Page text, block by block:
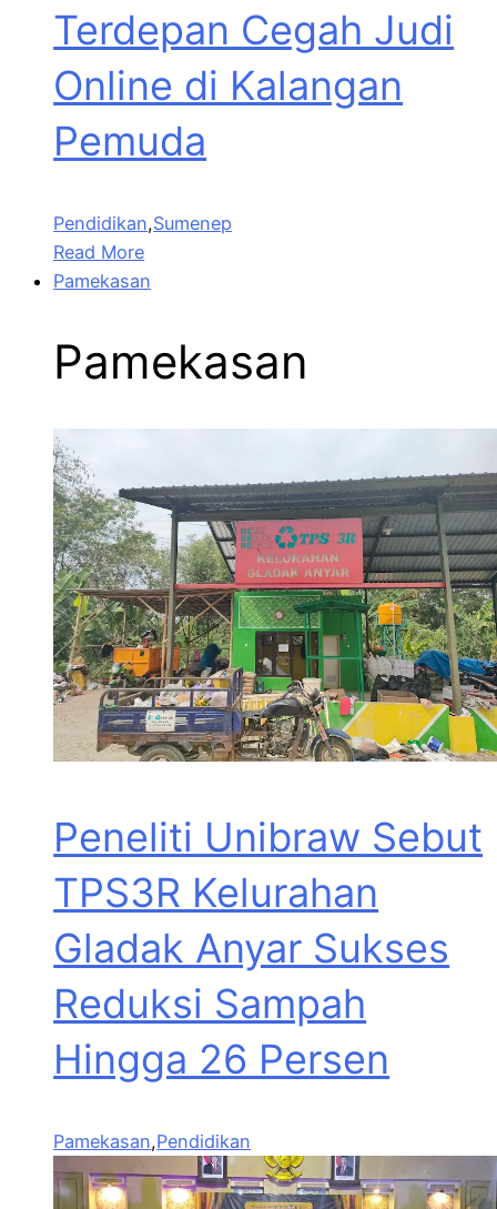
Terdepan Cegah Judi
Online di Kalangan
Pemuda
Pendidikan,Sumenep
Read More
Pamekasan
Pamekasan
Peneliti Unibraw Sebut
TPS3R Kelurahan
Gladak Anyar Sukses
Reduksi Sampah
Hingga 26 Persen
Pamekasan,Pendidikan